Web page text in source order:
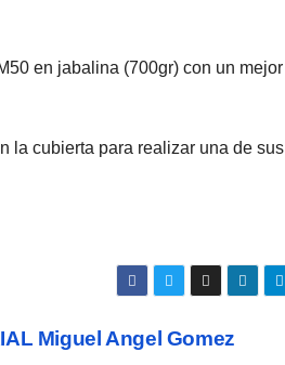
en jabalina (700gr) con un mejor
la cubierta para realizar una de sus
Miguel Angel Gomez